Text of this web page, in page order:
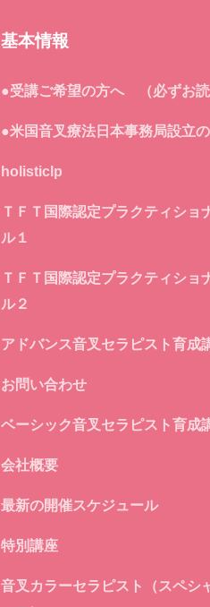
基本情報
●受講ご希望の方へ （必ずお読
●米国音叉療法日本事務局設立
holisticlp
ＴＦＴ国際認定プラクティショ
ル１
ＴＦＴ国際認定プラクティショ
ル２
アドバンス音叉セラピスト育成
お問い合わせ
ベーシック音叉セラピスト育成
会社概要
最新の開催スケジュール
特別講座
音叉カラーセラピスト（スペシ